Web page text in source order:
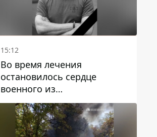
15:12
Во время лечения
остановилось сердце
военного из
Днепропетровской области
Ростислава Лупашко